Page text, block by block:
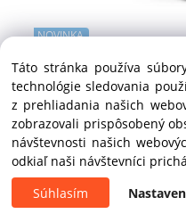
Profesionálna pizza pec
NOVINKA
do 30 dní
cena na vyžiadanie
Táto stránka používa
technológie sledovania
z prehliadania našich
zobrazovali prispôsobený
návštevnosti našich
odkiaľ naši návštevníci
Súhlasím